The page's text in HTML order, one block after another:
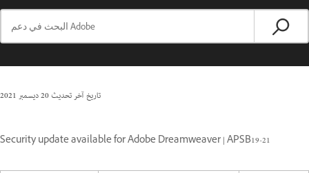
تاريخ آخر تحديث20 ديسمبر 2021
Security update available for Adobe Dreamweaver | APSB19-21